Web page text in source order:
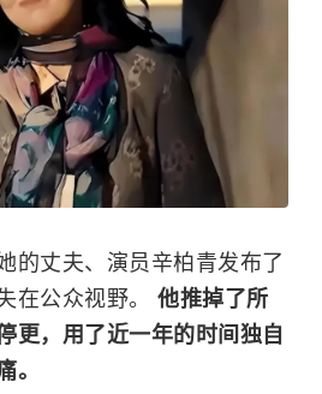
的丈夫、演员 辛柏青发布了
在公众视野。 他推掉了所
更，用了近一年的时间独自
。